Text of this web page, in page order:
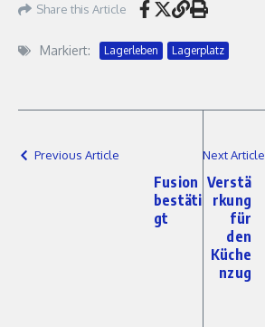
Share this Article
Markiert: Lagerleben Lagerplatz
Previous Article
Fusion
bestäti
gt
Next Article
Verstä
rkung
für
den
Küche
nzug